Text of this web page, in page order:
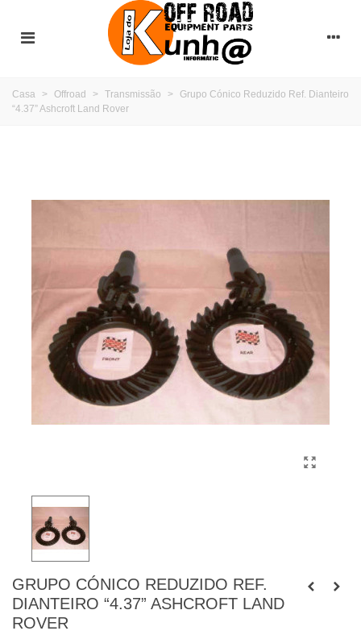
Casa > Offroad > Transmissão >
Grupo Cónico Reduzido Ref. Dianteiro
“4.37” Ashcroft Land Rover
GRUPO CÓNICO REDUZIDO REF.
DIANTEIRO “4.37” ASHCROFT LAND
ROVER